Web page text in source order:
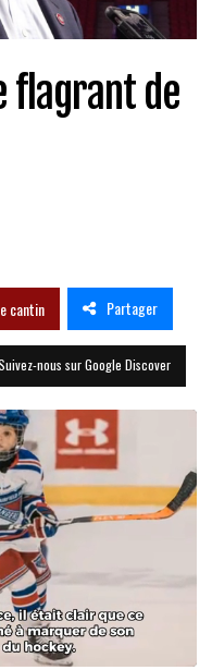
flagrant de
cantin Partager
nous sur Google Discover